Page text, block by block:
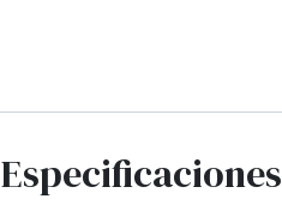
Especificaciones